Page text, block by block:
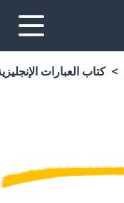
كتاب العبارات